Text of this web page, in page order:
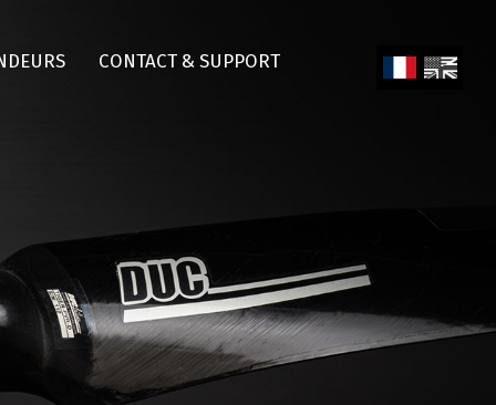
CONTACT & SUPPORT
Engl